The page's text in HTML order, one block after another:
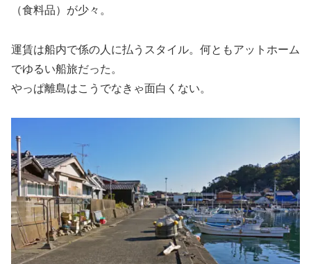
（食料品）が少々。
運賃は船内で係の人に払うスタイル。何ともアットホーム
でゆるい船旅だった。
やっぱ離島はこうでなきゃ面白くない。